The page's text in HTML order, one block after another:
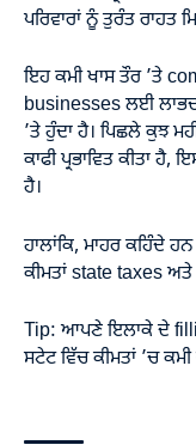
ਪਰਿਵਾਰਾਂ ਨੂੰ ਤੁਰੰਤ ਰਾਹਤ
ਇਹ ਕਮੀ ਖਾਸ ਤੌਰ ’ਤੇ
businesses ਲਈ
’ਤੇ ਹੁੰਦਾ ਹੈ। ਪਿਛਲੇ ਕੁਝ
ਕਾਫੀ ਪ੍ਰਭਾਵਿਤ ਕੀਤਾ
ਹੈ।
ਹਾਲਾਂਕਿ, ਮਾਹਰ ਕਹਿੰਦੇ
ਕੀਮਤਾਂ state taxes
Tip: ਆਪਣੇ ਇਲਾਕੇ ਦੇ
ਸਟੇਟ ਵਿੱਚ ਕੀਮਤਾਂ ’ਚ